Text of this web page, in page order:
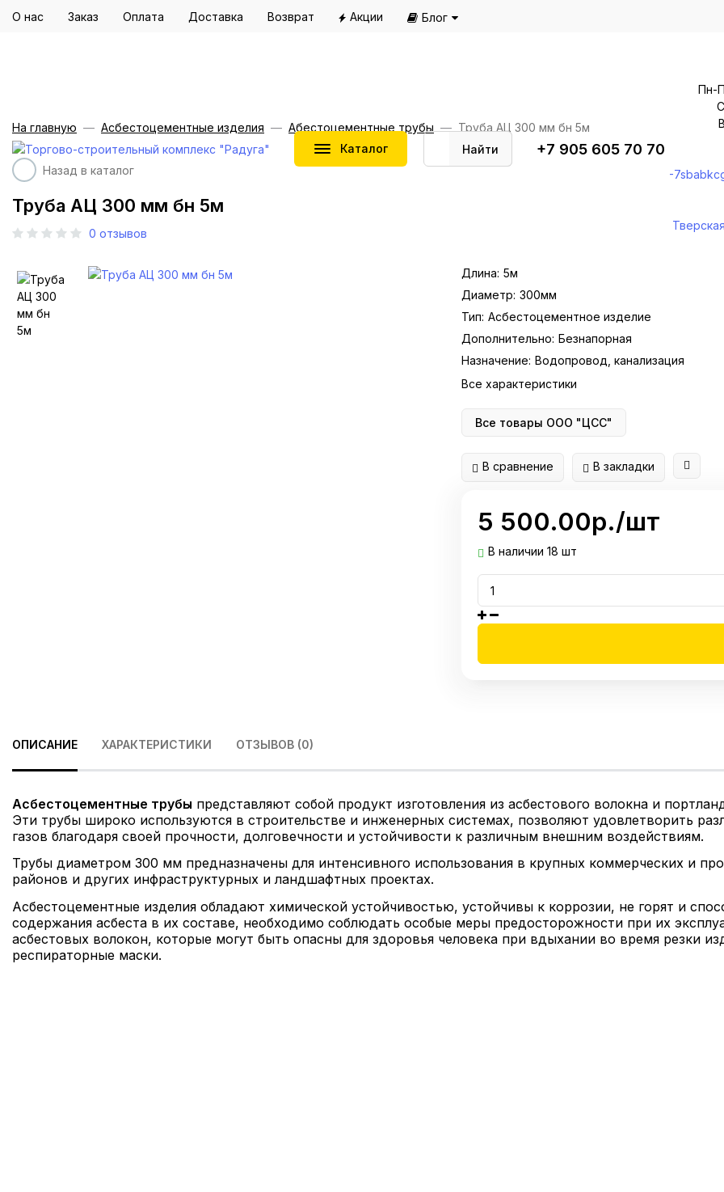
О нас Заказ Оплата Доставка Возврат Акции Блог
Каталог Найти +7 905 605 70 70
Пн-
-
На главную Асбестоцементные изделия Абестоцементные трубы Труба АЦ 300 мм бн 5м
Назад в каталог
Труба АЦ 300 мм бн 5м
0 отзывов
Длина: 5м
Диаметр: 300мм
Тип: Асбестоцементное изделие
Дополнительно: Безнапорная
Назначение: Водопровод, канализация
Все характеристики
Все товары ООО "ЦСС"
В сравнение В закладки
5 500.00р./шт
В наличии 18 шт
ОПИСАНИЕ ХАРАКТЕРИСТИКИ ОТЗЫВОВ (0)
Асбестоцементные трубы представляют собой продукт изготовления из асбестового волокна и
Эти трубы широко используются в строительстве и инженерных системах, позволяют удовлетворить
газов благодаря своей прочности, долговечности и устойчивости к различным внешним воздействиям.
Трубы диаметром 300 мм предназначены для интенсивного использования в крупных коммерческих и
районов и других инфраструктурных и ландшафтных проектах.
Асбестоцементные изделия обладают химической устойчивостью, устойчивы к коррозии, не горят и
содержания асбеста в их составе, необходимо соблюдать особые меры предосторожности при их
асбестовых волокон, которые могут быть опасны для здоровья человека при вдыхании во время резки
респираторные маски.